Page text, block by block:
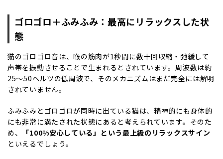
ゴロゴロ＋ふみふみ：最高にリラックスした状
態
猫のゴロゴロ音は、喉の筋肉が1秒間に数十回収縮・弛緩して
声帯を振動させることで生まれるとされています。周波数は約
25～50ヘルツの低周波で、そのメカニズムはまだ完全には解明
されていません。
ふみふみとゴロゴロが同時に出ている猫は、精神的にも身体的
にも非常に満たされた状態にあると考えられています。そのた
め、
「100%安心している」という最上級のリラックスサイン
といえるでしょう。